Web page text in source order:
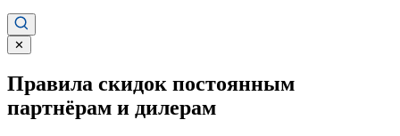
✕
Правила скидок постоянным
партнёрам и дилерам